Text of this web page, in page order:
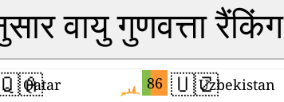
वायु गुणवत्ता रैंकिंग
86
Qatar 🇺🇿Uzbekistan